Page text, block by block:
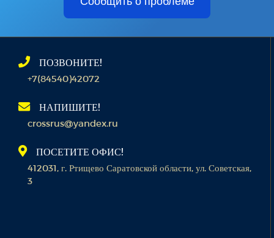
ПОЗВОНИТЕ!
+7(84540)42072
НАПИШИТЕ!
crossrus@yandex.ru
ПОСЕТИТЕ ОФИС!
412031, г. Ртищево Саратовской области, ул. Советская,
3